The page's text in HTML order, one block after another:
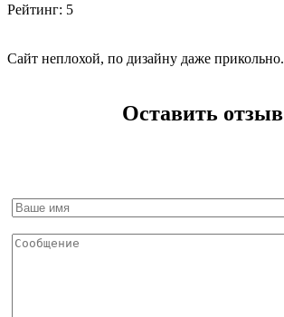
Рейтинг: 5
Сайт неплохой, по дизайну даже прикольно.
Оставить отзыв